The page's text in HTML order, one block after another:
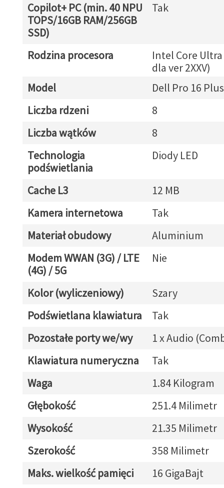
Copilot+ PC (min. 40 NPU
TOPS/16GB RAM/256GB
SSD)
Tak
Rodzina procesora
Intel Core
dla ver 2XXV)
Model
Dell Pro 16
Liczba rdzeni
8
Liczba wątków
8
Technologia
podświetlania
Diody LED
Cache L3
12 MB
Kamera internetowa
Tak
Materiał obudowy
Aluminium
Modem WWAN (3G) / LTE
(4G) / 5G
Nie
Kolor (wyliczeniowy)
Szary
Podświetlana klawiatura
Tak
Pozostałe porty we/wy
1 x Audio
Klawiatura numeryczna
Tak
Waga
1.84 Kilogram
Głębokość
251.4 Milimetr
Wysokość
21.35 Milimetr
Szerokość
358 Milimetr
Maks. wielkość pamięci
16 GigaBajt